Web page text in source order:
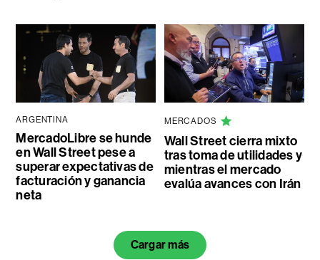
ARGENTINA
MercadoLibre se hunde
en Wall Street pese a
superar expectativas de
facturación y ganancia
neta
MERCADOS
Wall Street cierra mixto
tras toma de utilidades y
mientras el mercado
evalúa avances con Irán
Cargar más